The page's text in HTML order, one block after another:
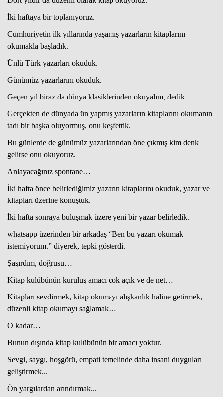
İki haftaya bir toplanıyoruz.
Cumhuriyetin ilk yıllarında yaşamış yazarların kitaplarını
okumakla başladık.
Ünlü Türk yazarları okuduk.
Günümüz yazarlarını okuduk.
Geçen yıl biraz da dünya klasiklerinden okuyalım, dedik.
Gerçekten de dünyada ün yapmış yazarların kitaplarını okumanın
tadı bir başka oluyormuş, onu keşfettik.
Bu günlerde de günümüz yazarlarından öne çıkmış kim denk
gelirse onu okuyoruz.
Anlayacağınız spontane…
İki hafta önce belirlediğimiz yazarın kitaplarını okuduk, yazar ve
kitapları üzerine konuştuk.
İki hafta sonraya buluşmak üzere yeni bir yazar belirledik.
whatsapp üzerinden bir arkadaş “Ben bu yazarı okumak
istemiyorum.” diyerek, tepki gösterdi.
Şaşırdım, doğrusu…
Kitap kulübünün kuruluş amacı çok açık ve de net…
Kitapları sevdirmek, kitap okumayı alışkanlık haline getirmek,
düzenli kitap okumayı sağlamak…
O kadar…
Bunun dışında kitap kulübünün bir amacı yoktur.
Sevgi, saygı, hoşgörü, empati temelinde daha insani duyguları
geliştirmek...
Ön yargılardan arındırmak...
Haberin Doğru Adresi.